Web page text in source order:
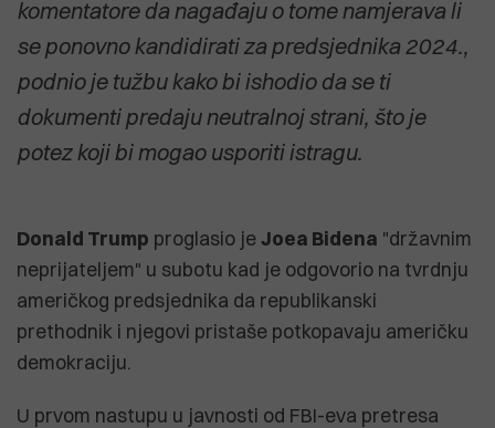
komentatore da nagađaju o tome namjerava li
se ponovno kandidirati za predsjednika 2024.,
podnio je tužbu kako bi ishodio da se ti
dokumenti predaju neutralnoj strani, što je
potez koji bi mogao usporiti istragu.
Donald Trump proglasio jeJoea Bidena "državnim
neprijateljem" u subotu kad je odgovorio na tvrdnju
američkog predsjednika da republikanski
prethodnik i njegovi pristaše potkopavaju američku
demokraciju.
U prvom nastupu u javnosti od FBI-eva pretresa